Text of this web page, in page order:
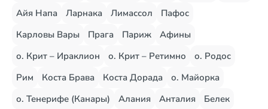
Айя Напа
Ларнака Лимассол
Пафос
Карловы Вары
Прага Париж
Афины
о. Крит – Ираклион
о. Крит – Ретимно
о. Родос
Рим
Коста Брава Коста Дорада
о. Майорка
о. Тенерифе (Канары)
Алания Анталия
Белек